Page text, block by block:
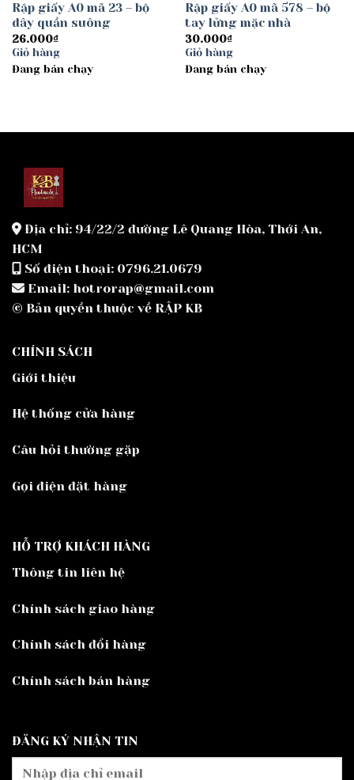
Rập giấy A0 mã 23 – bộ
dây quần suông
26.000₫
Giỏ hàng
Đang bán chạy
Rập giấy A0 mã 578 – bộ
tay lửng mặc nhà
30.000₫
Giỏ hàng
Đang bán chạy
Địa chỉ: 94/22/2 đường Lê Quang Hòa, Thới An,
HCM
Số điện thoại: 0796.21.0679
Email: hotrorap@gmail.com
© Bản quyền thuộc về RẬP KB
CHÍNH SÁCH
Giới thiệu
Hệ thống cửa hàng
Câu hỏi thường gặp
Gọi điện đặt hàng
HỖ TRỢ KHÁCH HÀNG
Thông tin liên hệ
Chính sách giao hàng
Chính sách đổi hàng
Chính sách bán hàng
ĐĂNG KÝ NHẬN TIN